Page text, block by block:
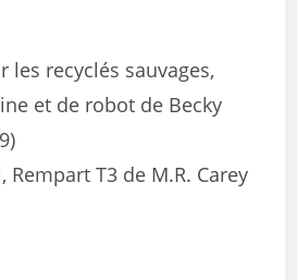
les recyclés sauvages,
et de robot de Becky
Rempart T3 de M.R. Carey